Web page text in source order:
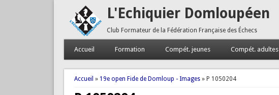
L'Echiquier Domloupéen
Club Formateur de la Fédération Française des Échecs
Accueil Formation Compét. jeunes Compét. adultes
Vous êtes ici
Accueil » 19e open Fide de Domloup - Images» P 1050204